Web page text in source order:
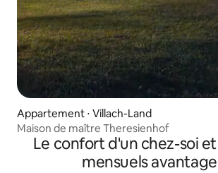
Appartement ⋅ Villach-Land
Maison de maître Theresienhof
Le confort d'un chez-soi
mensuels